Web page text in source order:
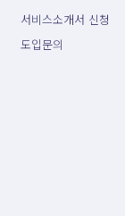
서비스소개서 신청
도입문의